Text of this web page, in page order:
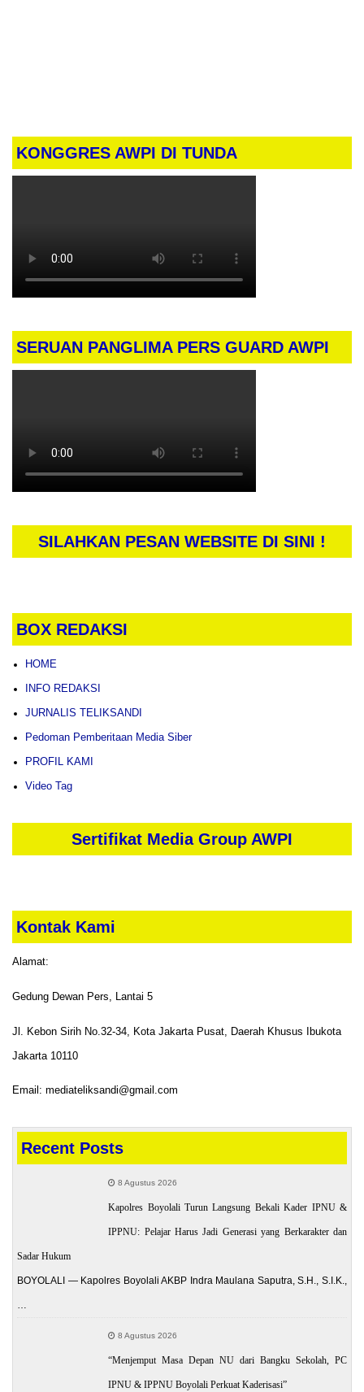
KONGGRES AWPI DI TUNDA
SERUAN PANGLIMA PERS GUARD AWPI
SILAHKAN PESAN WEBSITE DI SINI !
BOX REDAKSI
HOME
INFO REDAKSI
JURNALIS TELIKSANDI
Pedoman Pemberitaan Media Siber
PROFIL KAMI
Video Tag
Sertifikat Media Group AWPI
Kontak Kami
Alamat:
Gedung Dewan Pers, Lantai 5
Jl. Kebon Sirih No.32-34, Kota Jakarta Pusat, Daerah Khusus Ibukota
Jakarta 10110
Email: mediateliksandi@gmail.com
Recent Posts
8 Agustus 2026
Kapolres Boyolali Turun Langsung Bekali Kader IPNU &
IPPNU: Pelajar Harus Jadi Generasi yang Berkarakter dan
Sadar Hukum
BOYOLALI — Kapolres Boyolali AKBP Indra Maulana Saputra, S.H., S.I.K.,
…
8 Agustus 2026
“Menjemput Masa Depan NU dari Bangku Sekolah, PC
IPNU & IPPNU Boyolali Perkuat Kaderisasi”